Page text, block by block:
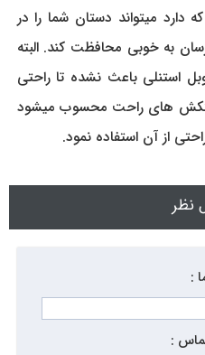
میتواند دستان شما را در
به خوبی محافظت کند. البته
باعث نشده تا راحتی
های راحت محسوب میشود
از آن استفاده نمود.
نظر
:
: